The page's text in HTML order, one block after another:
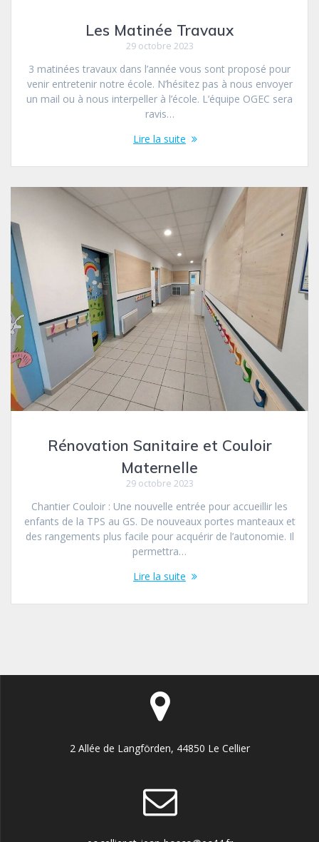
Les Matinée Travaux
29 octobre 2023
3 matinées travaux dans l’année vous sont proposé pour
venir entretenir notre école. N’hésitez pas à nous envoyer
un mail ou à nous interpeller à l’école. L’équipe OGEC sera
ravis…
Lire la suite
Rénovation Sanitaire et Couloir
Maternelle
29 octobre 2023
Chantier Couloir : Une nouvelle entrée pour accueillir les
enfants de la TPS au GS. De nouveaux portes manteaux et
des rangements plus facile pour acquérir de l’autonomie. Il
permettra…
Lire la suite
2 Allée de Langförden, 44850 Le Cellier